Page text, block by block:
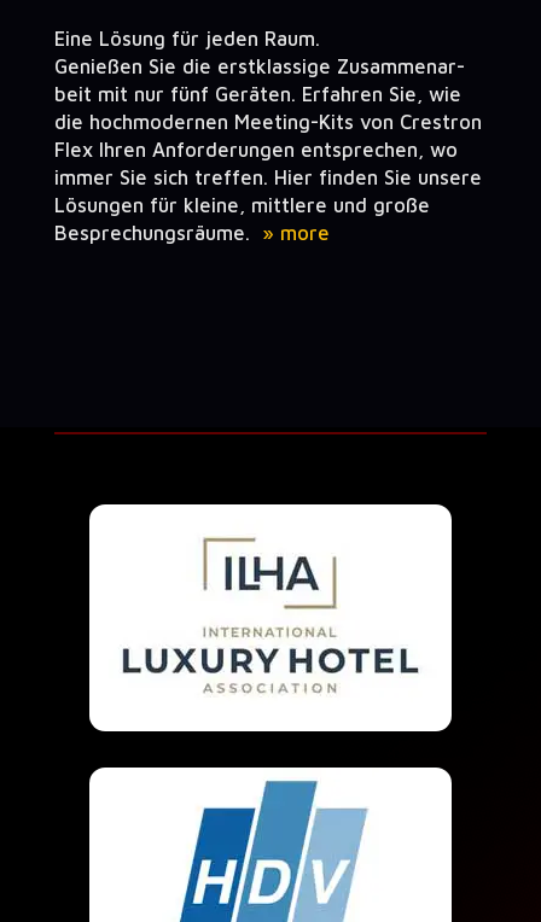
Eine Lösung für jeden Raum.
Genießen Sie die erstk­las­sige Zusam­me­nar­
beit mit nur fünf Geräten. Erfahren Sie, wie
die hochmod­er­nen Meet­ing-Kits von Cre­stron
Flex Ihren Anforderun­gen entsprechen, wo
immer Sie sich tre­f­fen. Hier find­en Sie unsere
Lösun­gen für kleine, mit­tlere und große
Besprechungsräume.
» more